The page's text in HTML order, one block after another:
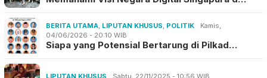
BERITA UTAMA, LIPUTAN KHUSUS, POLITIK
Kamis,
04/06/2026 - 20:10 WIB
Siapa yang Potensial Bertarung di Pilkad…
LIPUTAN KHUSUS Sabtu, 22/11/2025 - 10:56 WIB